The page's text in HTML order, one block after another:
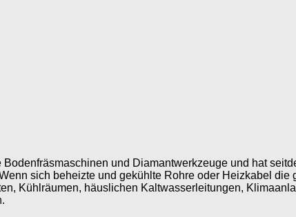
und Diamantwerkzeuge und hat
sich beheizte und gekühlte Rohre oder Heizkabel
Kühlräumen, häuslichen Kaltwasserleitungen,